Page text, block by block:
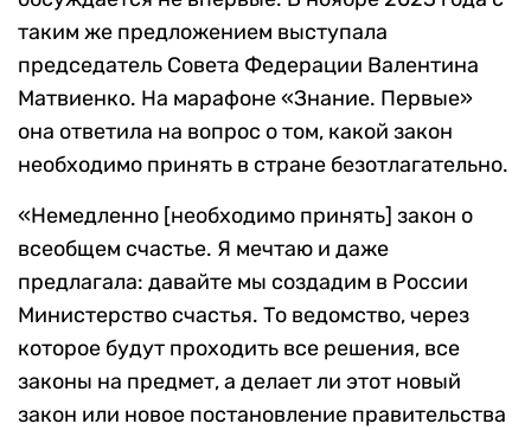
таким же предложением выступала
председатель Совета Федерации Валентина
Матвиенко. На марафоне «Знание. Первые»
она ответила на вопрос о том, какой закон
необходимо принять в стране безотлагательно.
«Немедленно [необходимо принять] закон о
всеобщем счастье. Я мечтаю и даже
предлагала: давайте мы создадим в России
Министерство счастья. То ведомство, через
которое будут проходить все решения, все
законы на предмет, а делает ли этот новый
закон или новое постановление правительства